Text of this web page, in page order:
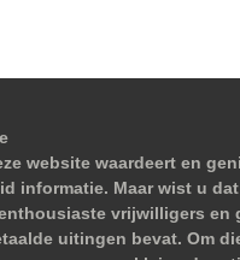
website waardeert en
informatie. Maar wist u
vrijwilligers en
uitingen bevat. Om